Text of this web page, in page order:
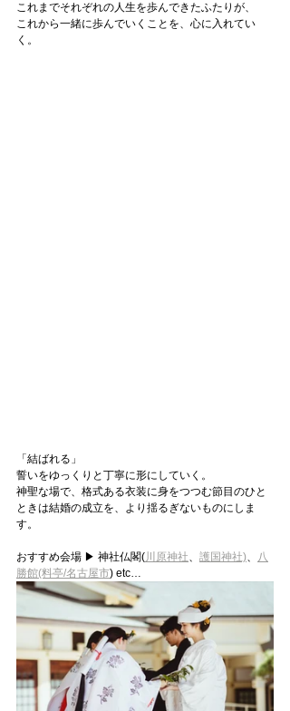
これまでそれぞれの人生を歩んできたふたりが、
これから一緒に歩んでいくことを、心に入れてい
く。
「結ばれる」
誓いをゆっくりと丁寧に形にしていく。
神聖な場で、格式ある衣装に身をつつむ節目のひと
ときは結婚の成立を、より揺るぎないものにしま
す。
おすすめ会場 ▶ 神社仏閣(川原神社、 護国神社)、 八
勝館(料亭/名古屋市) etc…